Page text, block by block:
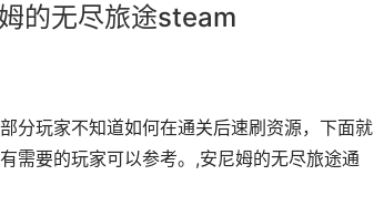
的无尽旅途steam
分玩家不知道如何在通关后速刷资源，下面就
需要的玩家可以参考。,安尼姆的无尽旅途通